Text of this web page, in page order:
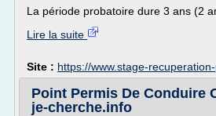
La période probatoire dure 3 ans (2
Lire la suite
Site : https://www.stage-
Point Permis De Conduire
je-cherche.info